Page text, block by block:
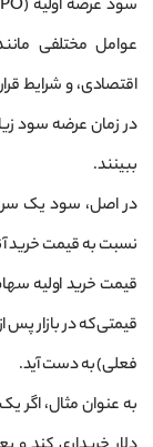
عوامل مختلفی
اقتصادی، و شرایط
در زمان عرضه سود
ببینند.
نسبت به قیمت خرید
قیمت خرید اولیه
قیمتی که در بازار پس
فعلی) به دست آید.